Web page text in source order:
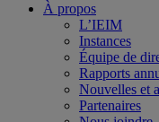
À propos
L’IEIM
Instances
Équipe de
Rapports
Nouvelles et
Partenaires